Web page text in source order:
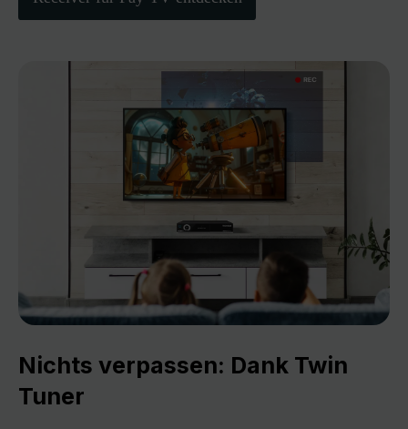
Nichts verpassen: Dank Twin
Tuner